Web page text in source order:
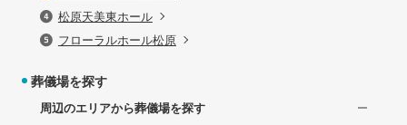
松原天美東ホール
フローラルホール松原
葬儀場を探す
周辺のエリアから葬儀場を探す